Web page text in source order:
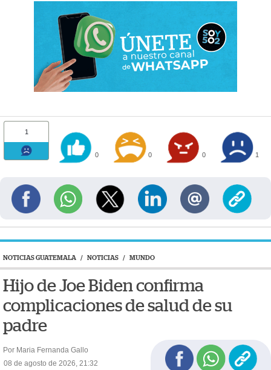
1
0 0 0 1
NOTICIAS GUATEMALA / NOTICIAS / MUNDO
Hijo de Joe Biden confirma
complicaciones de salud de su
padre
Por Maria Fernanda Gallo
08 de agosto de 2026, 21:32